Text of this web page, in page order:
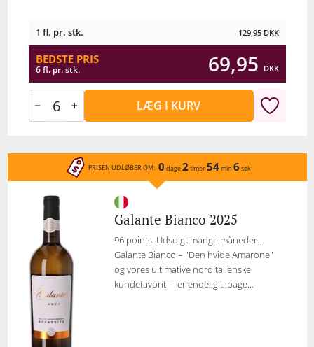
1 fl. pr. stk. 129,95 DKK
BEDSTE PRIS
6 fl. pr. stk. 69,95 DKK
LÆG I KURV
PRISEN UDLØBER OM: 0 dage2 timer54min 6 sek
Galante Bianco 2025
96 points. Udsolgt mange måneder…
Galante Bianco – "Den hvide Amarone"
og vores ultimative norditalienske
kundefavorit – er endelig tilbage...